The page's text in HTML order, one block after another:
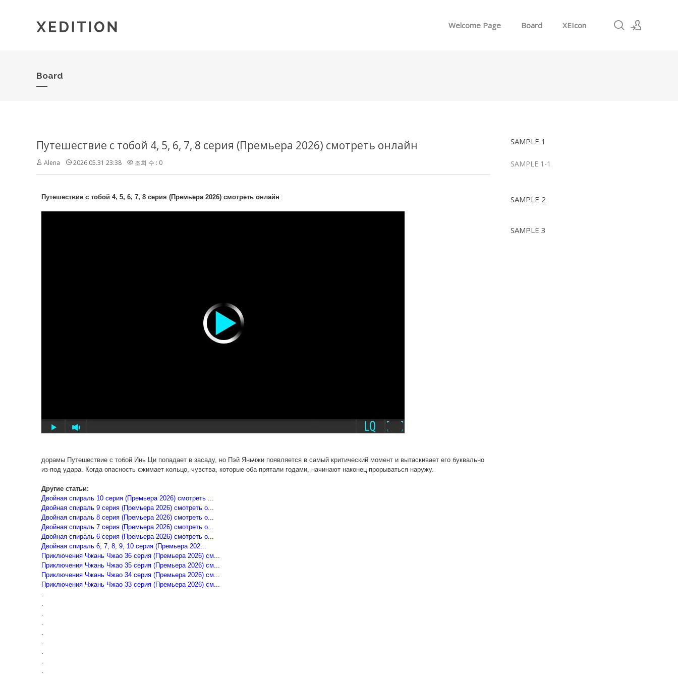
Welcome Page Board XEIcon
Board
SAMPLE 1
SAMPLE 1-1
SAMPLE 2
SAMPLE 3
Путешествие с тобой 4, 5, 6, 7, 8 серия (Премьера 2026) смотреть онлайн
Alena 2026.05.31 23:38 조회 수 : 0
Путешествие с тобой 4, 5, 6, 7, 8 серия (Премьера 2026) смотреть онлайн
дорамы Путешествие с тобой Инь Ци попадает в засаду, но Пэй Яньчжи появляется в самый критический момент и вытаскивает его буквально
из-под удара. Когда опасность сжимает кольцо, чувства, которые оба прятали годами, начинают наконец прорываться наружу.
Другие статьи:
Двойная спираль 10 серия (Премьера 2026) смотреть ...
Двойная спираль 9 серия (Премьера 2026) смотреть о...
Двойная спираль 8 серия (Премьера 2026) смотреть о...
Двойная спираль 7 серия (Премьера 2026) смотреть о...
Двойная спираль 6 серия (Премьера 2026) смотреть о...
Двойная спираль 6, 7, 8, 9, 10 серия (Премьера 202...
Приключения Чжань Чжао 36 серия (Премьера 2026) см...
Приключения Чжань Чжао 35 серия (Премьера 2026) см...
Приключения Чжань Чжао 34 серия (Премьера 2026) см...
Приключения Чжань Чжао 33 серия (Премьера 2026) см...
.
.
.
.
.
.
.
.
.